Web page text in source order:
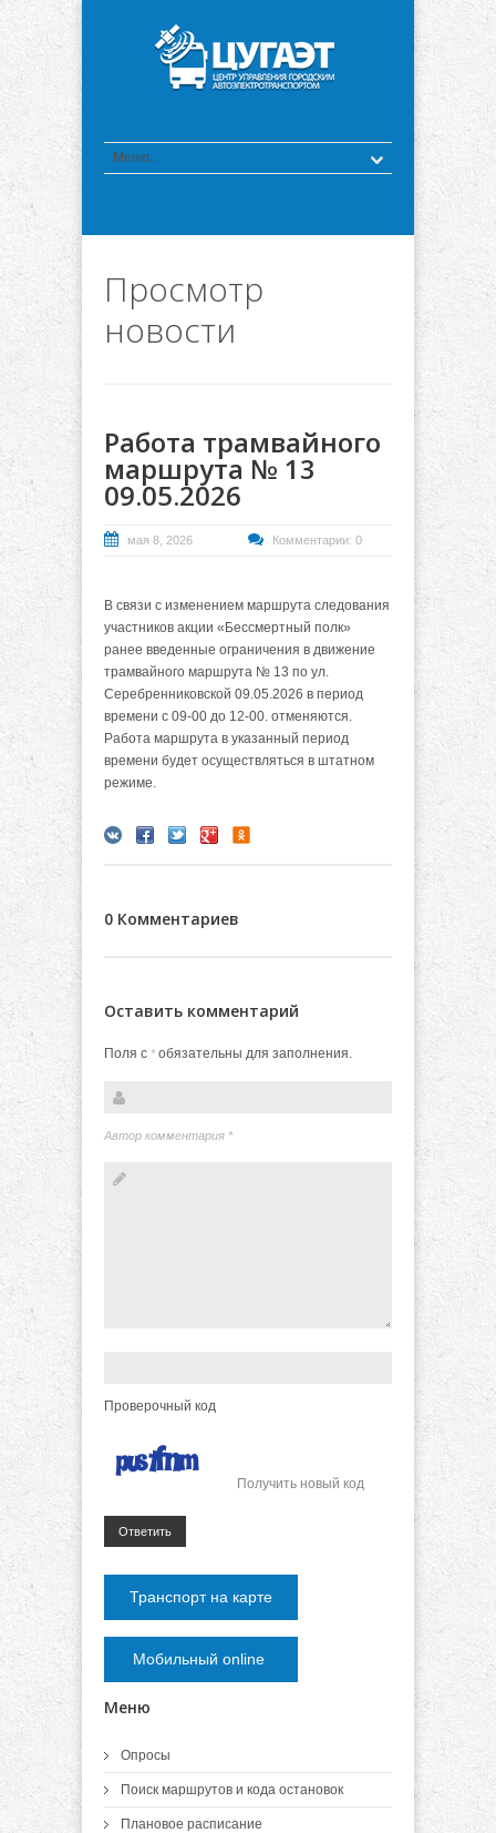
Просмотр
новости
Работа трамвайного
маршрута № 13
09.05.2026
мая 8, 2026 Комментарии: 0
В связи с изменением маршрута следования
участников акции «Бессмертный полк»
ранее введенные ограничения в движение
трамвайного маршрута № 13 по ул.
Серебренниковской 09.05.2026 в период
времени с 09-00 до 12-00. отменяются.
Работа маршрута в указанный период
времени будет осуществляться в штатном
режиме.
0 Комментариев
Оставить комментарий
Поля с *обязательны для заполнения.
Автор комментария *
Проверочный код
Получить новый код
Ответить
Транспорт на карте
Мобильный online
Меню
Опросы
Поиск маршрутов и кода остановок
Плановое расписание